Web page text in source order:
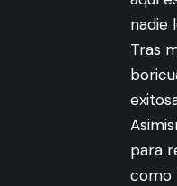
nadie
Tras
para
como